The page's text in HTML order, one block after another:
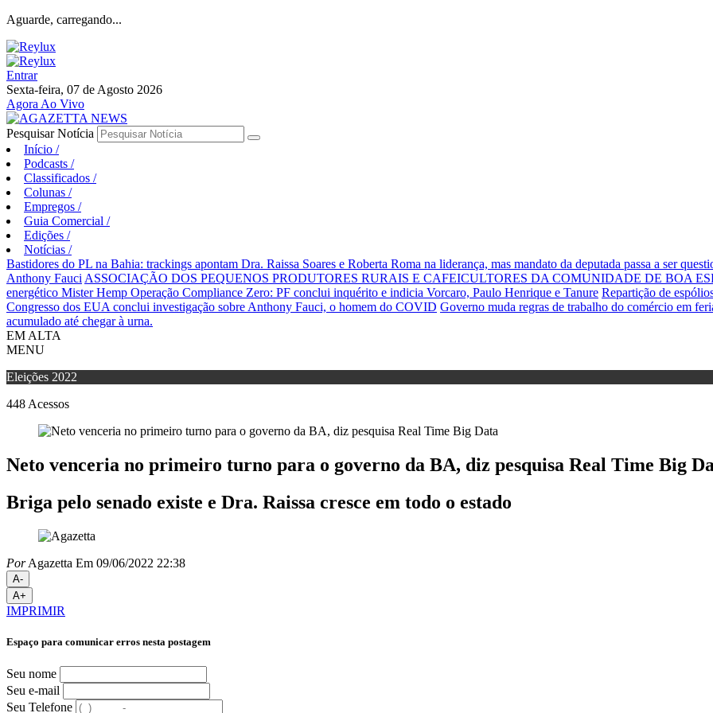
Aguarde, carregando...
Entrar
Sexta-feira, 07 de Agosto 2026
Agora Ao Vivo
Pesquisar Notícia
Início /
Podcasts /
Classificados /
Colunas /
Empregos /
Guia Comercial /
Edições /
Notícias /
Bastidores do PL na Bahia: trackings apontam Dra. Raissa Soares e Roberta Roma na liderança, mas mandato da deputada passa a ser
Anthony Fauci ASSOCIAÇÃO DOS PEQUENOS PRODUTORES RURAIS E CAFEICULTORES DA COMUNIDADE DE BOA
energético Mister Hemp Operação Compliance Zero: PF conclui inquérito e indicia Vorcaro, Paulo Henrique e Tanure Repartição de
Congresso dos EUA conclui investigação sobre Anthony Fauci, o homem do COVID Governo muda regras de trabalho do comércio em
acumulado até chegar à urna.
EM ALTA
MENU
Eleições 2022
448 Acessos
Neto venceria no primeiro turno para o governo da BA, diz pesquisa Real Time Big
Briga pelo senado existe e Dra. Raissa cresce em todo o estado
PorAgazetta Em 09/06/2022 22:38
A-
A+
IMPRIMIR
Espaço para comunicar erros nesta postagem
Seu nome
Seu e-mail
Seu Telefone